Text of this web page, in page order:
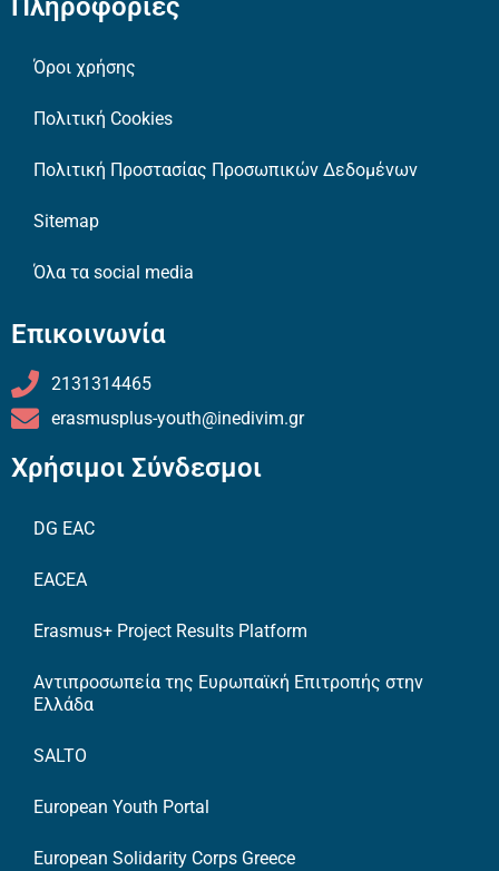
Πληροφορίες
Όροι χρήσης
Πολιτική Cookies
Πολιτική Προστασίας Προσωπικών Δεδομένων
Sitemap
Όλα τα social media
Επικοινωνία
2131314465
erasmusplus-youth@inedivim.gr
Χρήσιμοι Σύνδεσμοι
DG EAC
EACEA
Erasmus+ Project Results Platform
Αντιπροσωπεία της Ευρωπαϊκή Επιτροπής στην
Ελλάδα
SALTO
European Youth Portal
European Solidarity Corps Greece